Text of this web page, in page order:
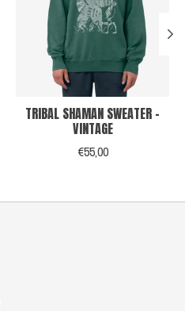
TRIBAL SHAMAN SWEATER -
VINTAGE
€55,00